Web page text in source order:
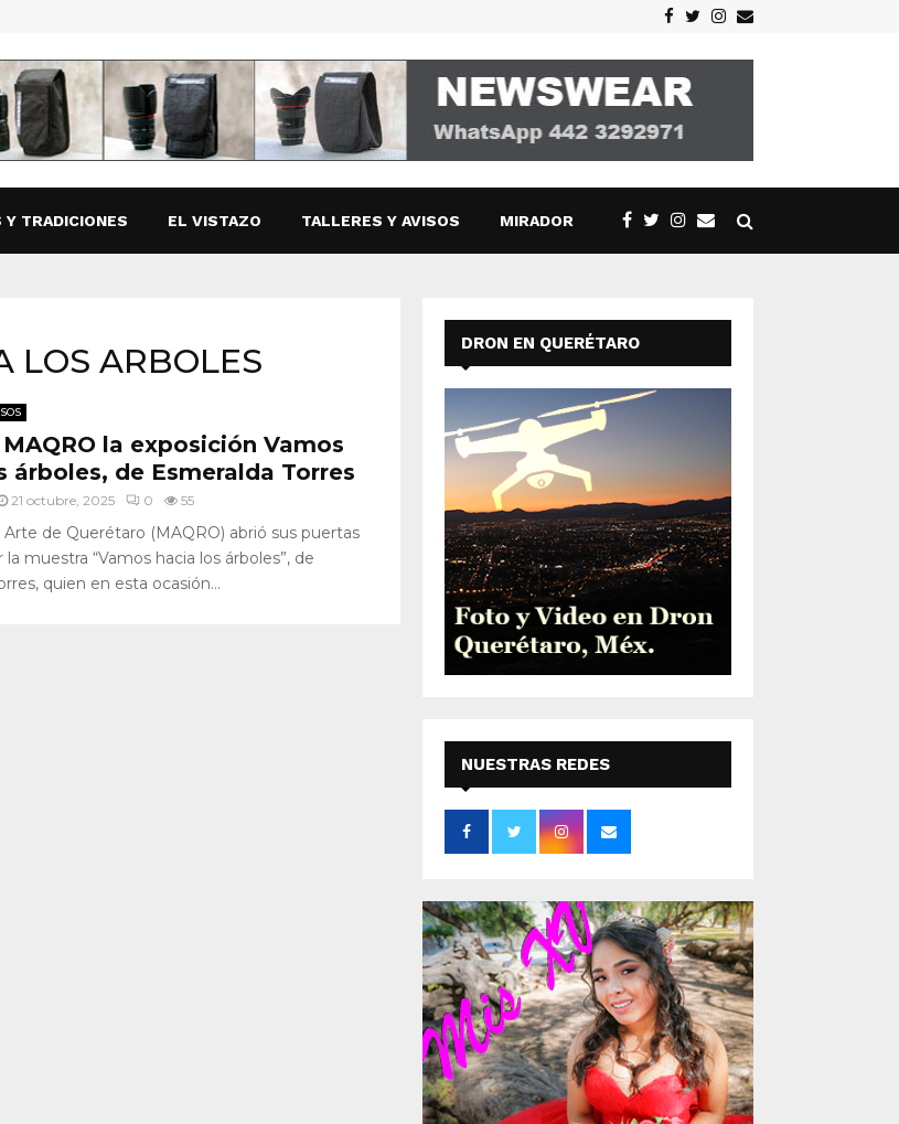
Facebook
TwitterInstagram
Email
Y TRADICIONES EL VISTAZO TALLERES Y AVISOS MIRADOR
LOS ARBOLES
la exposición Vamos
árboles, de Esmeralda Torres
21 octubre, 2025 0 55
Arte de Querétaro (MAQRO) abrió sus puertas
la muestra “Vamos hacia los árboles”, de
quien en esta ocasión...
DRON EN QUERÉTARO
NUESTRAS REDES
SOCIALES